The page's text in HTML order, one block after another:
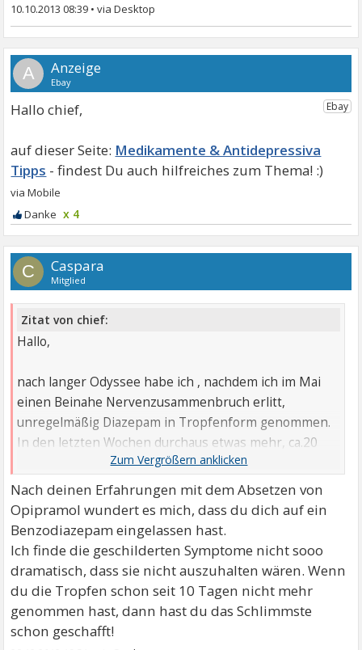
10.10.2013 08:39 •
A
Hallo chief,
Medikamente & Antidepressiva
Tipps
x 4
C Caspara
Mitglied
Zitat von chief:
Hallo,
nach langer Odyssee habe ich , nachdem ich im Mai
einen Beinahe Nervenzusammenbruch erlitt,
unregelmäßig Diazepam in Tropfenform genommen.
In den letzten Wochen durchaus etwas mehr, ca.20
tropfen alle 2-3 tage.
Ich habe es nun abgesetzt, weil ich dachte ich habe es
nicht regelmäßig eingenommen.
Nun habe ich ganz schöne Symptome:
Übelkeit
Zittern
Depression
Nach deinen Erfahrungen mit dem Absetzen von
Opipramol wundert es mich, dass du dich auf ein
Benzodiazepam eingelassen hast.
Ich finde die geschilderten Symptome nicht sooo
dramatisch, dass sie nicht auszuhalten wären. Wenn
du die Tropfen schon seit 10 Tagen nicht mehr
genommen hast, dann hast du das Schlimmste
schon geschafft!